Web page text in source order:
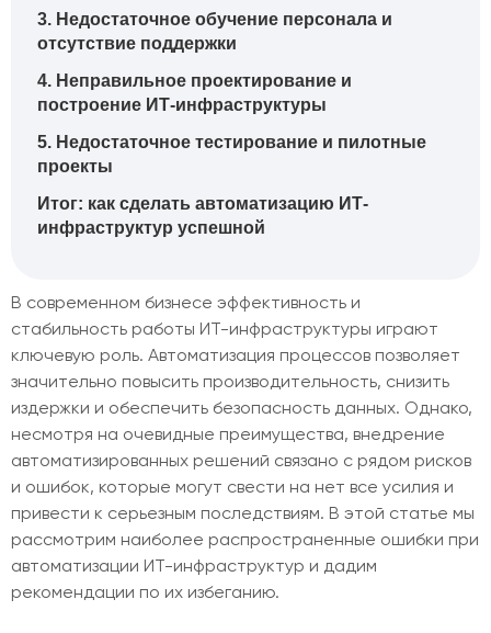
В современном бизнесе эффективность и
стабильность работы ИТ-инфраструктуры играют
ключевую роль. Автоматизация процессов позволяет
значительно повысить производительность, снизить
издержки и обеспечить безопасность данных. Однако,
несмотря на очевидные преимущества, внедрение
автоматизированных решений связано с рядом рисков
и ошибок, которые могут свести на нет все усилия и
привести к серьезным последствиям. В этой статье мы
рассмотрим наиболее распространенные ошибки при
автоматизации ИТ-инфраструктур и дадим
рекомендации по их избеганию.
3. Недостаточное обучение персонала и
отсутствие поддержки
4. Неправильное проектирование и
построение ИТ-инфраструктуры
5. Недостаточное тестирование и пилотные
проекты
Итог: как сделать автоматизацию ИТ-
инфраструктур успешной